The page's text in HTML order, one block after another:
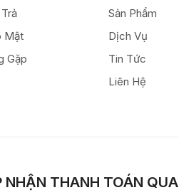
Mật
Gặp
Sản Phẩm
Dịch Vụ
Tin Tức
Liên Hệ
NHẬN THANH TOÁN QUA